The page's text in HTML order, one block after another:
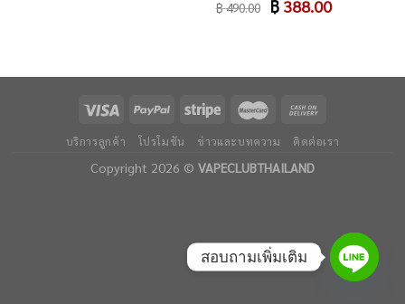
฿490.00 price
฿ 388.00price
บริการลูกค้า โปรโมชัน ข่าวและบทความ ติดต่อเรา
Copyright 2026 © VAPECLUBTHAILAND
สอบถามเพิ่มเติม